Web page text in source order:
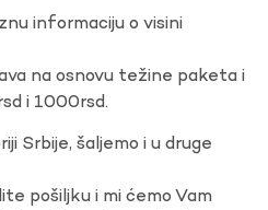
informaciju o visini
na osnovu težine paketa i
i 1000rsd.
Srbije, šaljemo i u druge
pošiljku i mi ćemo Vam